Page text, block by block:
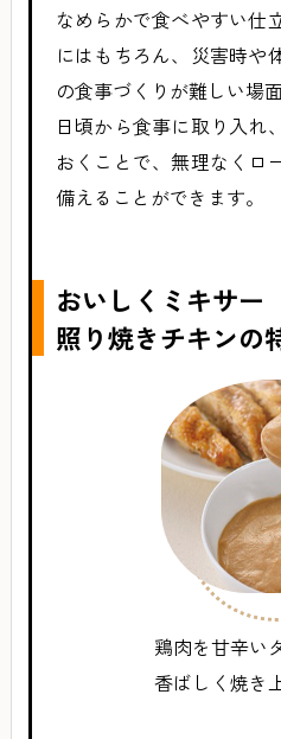
なめらかで食べやすい仕
にはもちろん、災害時や
の食事づくりが難しい場
日頃から食事に取り入れ
おくことで、無理なくロ
備えることができます。
おいしくミキサー
照り焼きチキンの
鶏肉を甘辛い
香ばしく焼き